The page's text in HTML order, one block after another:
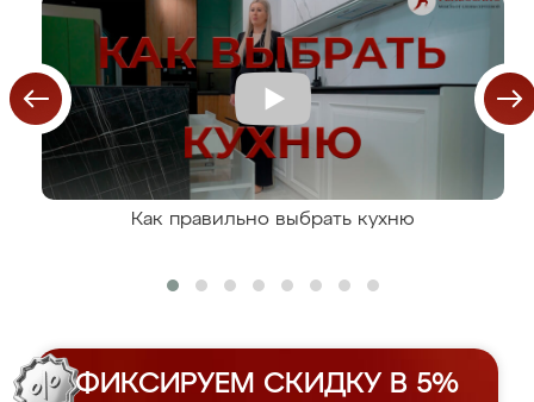
Как правильно выбрать кухню
ФИКСИРУЕМ СКИДКУ В 5%